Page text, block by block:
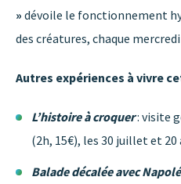
» dévoile le fonctionnement
des créatures, chaque
Autres expériences à vivre
L’histoire à croquer: visite
(2h, 15€), les 30 juillet et 20
Balade décalée avec